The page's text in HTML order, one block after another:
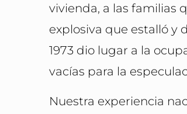
vivienda, a las familias
explosiva que estalló y
1973 dio lugar a la
vacías para la
Nuestra experiencia